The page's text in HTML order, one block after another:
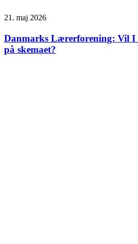
21. maj 2026
Danmarks Lærerforening: Vil I
på skemaet?